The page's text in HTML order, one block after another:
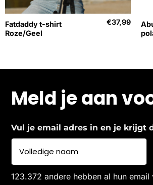
Fatdaddy t-shirt
Roze/Geel
€37,99
Meld je aan
Vul je email adres in en je krijgt
123.372 andere hebben al hun